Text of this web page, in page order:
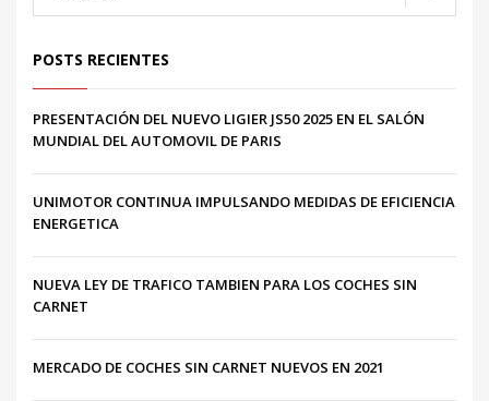
POSTS RECIENTES
PRESENTACIÓN DEL NUEVO LIGIER JS50 2025 EN EL SALÓN
MUNDIAL DEL AUTOMOVIL DE PARIS
UNIMOTOR CONTINUA IMPULSANDO MEDIDAS DE EFICIENCIA
ENERGETICA
NUEVA LEY DE TRAFICO TAMBIEN PARA LOS COCHES SIN
CARNET
MERCADO DE COCHES SIN CARNET NUEVOS EN 2021